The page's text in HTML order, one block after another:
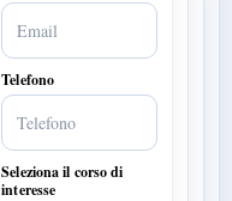
Telefono
Seleziona il corso di
interesse